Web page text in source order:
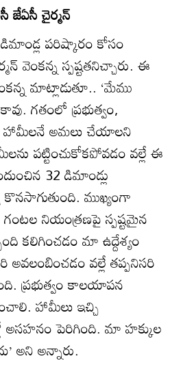
జేఏసీ చైర్మన్
పరిష్కారం కోసం
వెంకన్న స్పష్టతనిచ్చారు. ఈ
మాట్లాడుతూ.. ‘మేము
గతంలో ప్రభుత్వం,
అమలు చేయాలని
పట్టించుకోకపోవడం వల్లే ఈ
32 డిమాండ్లు
ముఖ్యంగా
నియంత్రణపై స్పష్టమైన
కలిగించడం మా ఉద్దేశ్యం
అవలంబించడం వల్లే తప్పనిసరి
ప్రభుత్వం కాలయాపన
హామీలు ఇచ్చి
అసహనం పెరిగింది. మా హక్కుల
అని అన్నారు.